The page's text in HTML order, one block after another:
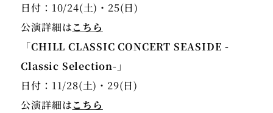
日付：10/24(土)・25(日)
公演詳細はこちら
「CHILL CLASSIC CONCERT SEASIDE -
日付：11/28(土)・29(日)
公演詳細はこちら